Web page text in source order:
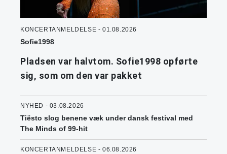
KONCERTANMELDELSE - 01.08.2026
Sofie1998
Pladsen var halvtom. Sofie1998 opførte
sig, som om den var pakket
NYHED - 03.08.2026
Tiësto slog benene væk under dansk festival med
The Minds of 99-hit
KONCERTANMELDELSE - 06.08.2026